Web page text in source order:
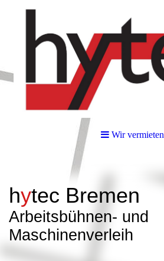
Wir vermieten
hytec Bremen
Arbeitsbühnen- und
Maschinenverleih